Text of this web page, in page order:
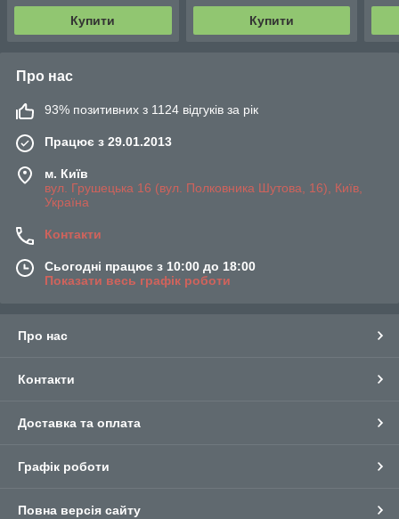
Купити Купити
Про нас
93% позитивних з 1124 відгуків за рік
Працює з 29.01.2013
м. Київ
вул. Грушецька 16 (вул. Полковника Шутова, 16), Київ,
Україна
Контакти
Сьогодні працює з 10:00 до 18:00
Показати весь графік роботи
Про нас
Контакти
Доставка та оплата
Графік роботи
Повна версія сайту